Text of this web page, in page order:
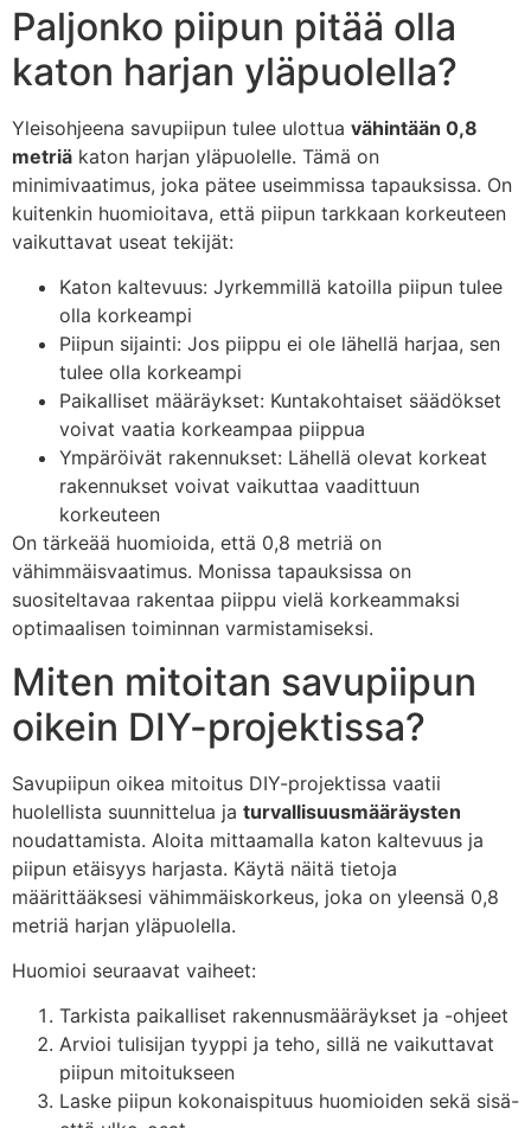
Paljonko piipun pitää olla
katon harjan yläpuolella?
Yleisohjeena savupiipun tulee ulottua vähintään 0,8
metriä katon harjan yläpuolelle. Tämä on
minimivaatimus, joka pätee useimmissa tapauksissa. On
kuitenkin huomioitava, että piipun tarkkaan korkeuteen
vaikuttavat useat tekijät:
Katon kaltevuus: Jyrkemmillä katoilla piipun tulee
olla korkeampi
Piipun sijainti: Jos piippu ei ole lähellä harjaa, sen
tulee olla korkeampi
Paikalliset määräykset: Kuntakohtaiset säädökset
voivat vaatia korkeampaa piippua
Ympäröivät rakennukset: Lähellä olevat korkeat
rakennukset voivat vaikuttaa vaadittuun
korkeuteen
On tärkeää huomioida, että 0,8 metriä on
vähimmäisvaatimus. Monissa tapauksissa on
suositeltavaa rakentaa piippu vielä korkeammaksi
optimaalisen toiminnan varmistamiseksi.
Miten mitoitan savupiipun
oikein DIY-projektissa?
Savupiipun oikea mitoitus DIY-projektissa vaatii
huolellista suunnittelua ja turvallisuusmääräysten
noudattamista. Aloita mittaamalla katon kaltevuus ja
piipun etäisyys harjasta. Käytä näitä tietoja
määrittääksesi vähimmäiskorkeus, joka on yleensä 0,8
metriä harjan yläpuolella.
Huomioi seuraavat vaiheet:
Tarkista paikalliset rakennusmääräykset ja -ohjeet
Arvioi tulisijan tyyppi ja teho, sillä ne vaikuttavat
piipun mitoitukseen
Laske piipun kokonaispituus huomioiden sekä sisä-